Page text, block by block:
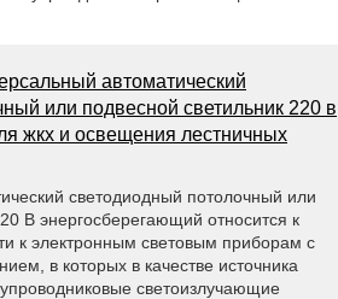
автоматический
или подвесной светильник 220 в
жкх и освещения лестничных
светодиодный потолочный или
В энергосберегающий относится к
к электронным световым приборам с
в которых в качестве источника
светоизлучающие